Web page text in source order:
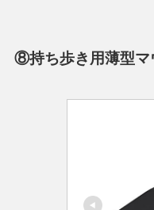
⑧持ち歩き用薄型マ